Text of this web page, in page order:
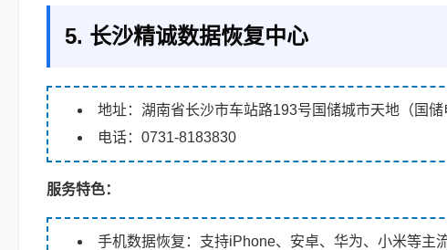
5. 长沙精诚数据恢复中心
地址：湖南省长沙市车站路193号国储城市天地（国
电话：0731-8183830
服务特色：
手机数据恢复：支持iPhone、安卓、华为、小米等主